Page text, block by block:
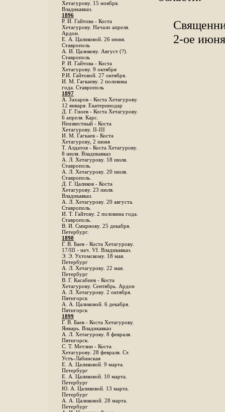
Хетагурову. 15 ноября.
Владикавказ.
1896
Р. И. Гайтова - Коста
Хетагурову. Начало апреля.
Ардон.
Е. А. Цаликовой. 26 июня.
Ставрополь
А. И. Цаликову. Август (?).
Ставрополь
Р. И. Гайтова - Коста
Хетагурову. 9 октября
Р.И. Гайтовой. 27 октября.
И. М. Гагкаеву. 2 половика
года. Ставрополь
1897
А. Захаров - Коста Хетагурову.
12 января. Екатеринодар
Д. Г. Гиоев - Коста Хетагурову.
6 апреля. Карс.
Неизвестный - Коста
Хетагурову. II-III
И. М. Гагкаев - Коста
Хетагурову, 2 июня
Т. Алдатов - Коста Хетагурову.
8 июля. Владикавказ
А. Л. Хетагурову. 18 июля.
Ставрополь.
А. Л. Хетагурову. 20 июля.
Ставрополь.
Д. Г. Цаликов - Коста
Хетагурову. 23 июля.
Владикавказ.
А. Л. Хетагурову. 20 августа.
Ставрополь.
И. Т. Гайтову. 2 половина года.
Ставрополь.
В. И. Смирнову. 25 декабря.
Петербург.
1898
Г. В. Баев - Коста Хетагурову.
17/III - нач. VI. Владикавказ.
Э. Э. Ухтомскому. 18 мая.
Петербург
A. Л. Хетагурову. 22 мая.
Петербург
B. Г. Касабиев - Коста
Хетагурову. Сентябрь. Ардон
А. Л. Хетагурову. 2 октября.
Пятигорск
А. А. Цаликовой. 6 декабря.
Пятигорск
1899
Г. В. Баев - Коста Хетагурову.
Январь. Владикавказ
А. Л. Хетагурову. 8 февраля.
Пятигорск.
С. Т. Метлин - Коста
Хетагурову. 28 февраля. Ст.
Устъ-Лабинская
Е. А. Цаликовой. 9 марта.
Петербург
Е. А. Цаликовой. 10 марта.
Петербург
Ю. А. Цаликовой. 13 марта.
Петербург
А. А. Цаликовой. 28 марта.
Петербург
2-ое